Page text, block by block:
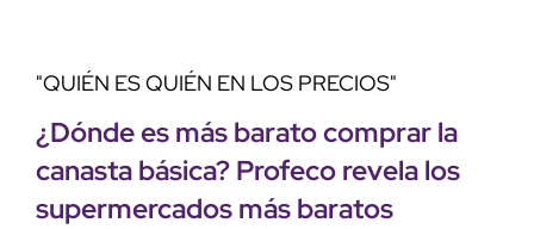
"QUIÉN ES QUIÉN EN LOS PRECIOS"
¿Dónde es más barato comprar la
canasta básica? Profeco revela los
supermercados más baratos